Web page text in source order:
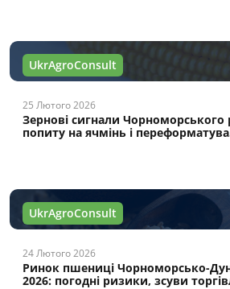
UkrAgroConsult
25 Лютого 2026
Зернові сигнали Чорноморського
попиту на ячмінь і
UkrAgroConsult
24 Лютого 2026
Ринок пшениці Чорноморсько-
2026: погодні ризики, зсуви